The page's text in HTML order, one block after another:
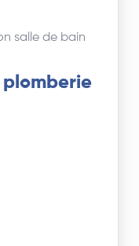
salle de bain
plomberie